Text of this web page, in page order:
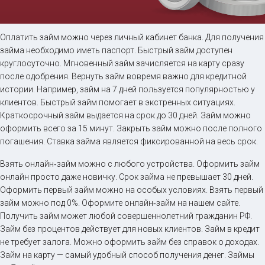
Займ на карту онлайн
Сумма до 50 000₽
Срок от 5до 30 дня
Получить
Оплатить займ можно через личный кабинет банка. Для получения
займа необходимо иметь паспорт. Быстрый займ доступен
круглосуточно. Мгновенный займ зачисляется на карту сразу
после одобрения. Вернуть займ вовремя важно для кредитной
истории. Например, займ на 7 дней пользуется популярностью у
клиентов. Быстрый займ помогает в экстренных ситуациях.
Краткосрочный займ выдается на срок до 30 дней. Займ можно
оформить всего за 15 минут. Закрыть займ можно после полного
погашения. Ставка займа является фиксированной на весь срок.
Взять онлайн‑займ можно с любого устройства. Оформить займ
онлайн просто даже новичку. Срок займа не превышает 30 дней.
Оформить первый займ можно на особых условиях. Взять первый
займ можно под 0%. Оформите онлайн‑займ на нашем сайте.
Получить займ может любой совершеннолетний гражданин РФ.
Займ без процентов действует для новых клиентов. Займ в кредит
не требует залога. Можно оформить займ без справок о доходах.
Займ на карту — самый удобный способ получения денег. Займы